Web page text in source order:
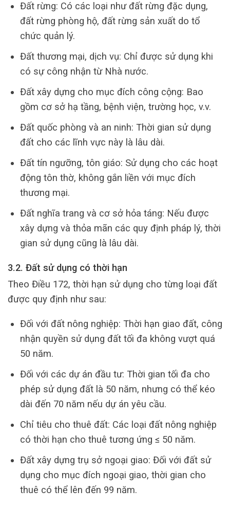
Đất rừng: Có các loại như đất rừng đặc dụng,
đất rừng phòng hộ, đất rừng sản xuất do tổ
chức quản lý.
Đất thương mại, dịch vụ: Chỉ được sử dụng khi
có sự công nhận từ Nhà nước.
Đất xây dựng cho mục đích công cộng: Bao
gồm cơ sở hạ tầng, bệnh viện, trường học, v.v.
Đất quốc phòng và an ninh: Thời gian sử dụng
đất cho các lĩnh vực này là lâu dài.
Đất tín ngưỡng, tôn giáo: Sử dụng cho các hoạt
động tôn thờ, không gắn liền với mục đích
thương mại.
Đất nghĩa trang và cơ sở hỏa táng: Nếu được
xây dựng và thỏa mãn các quy định pháp lý, thời
gian sử dụng cũng là lâu dài.
3.2. Đất sử dụng có thời hạn
Theo Điều 172, thời hạn sử dụng cho từng loại đất
được quy định như sau:
Đối với đất nông nghiệp: Thời hạn giao đất, công
nhận quyền sử dụng đất tối đa không vượt quá
50 năm.
Đối với các dự án đầu tư: Thời gian tối đa cho
phép sử dụng đất là 50 năm, nhưng có thể kéo
dài đến 70 năm nếu dự án yêu cầu.
Chỉ tiêu cho thuê đất: Các loại đất nông nghiệp
có thời hạn cho thuê tương ứng ≤ 50 năm.
Đất xây dựng trụ sở ngoại giao: Đối với đất sử
dụng cho mục đích ngoại giao, thời gian cho
thuê có thể lên đến 99 năm.